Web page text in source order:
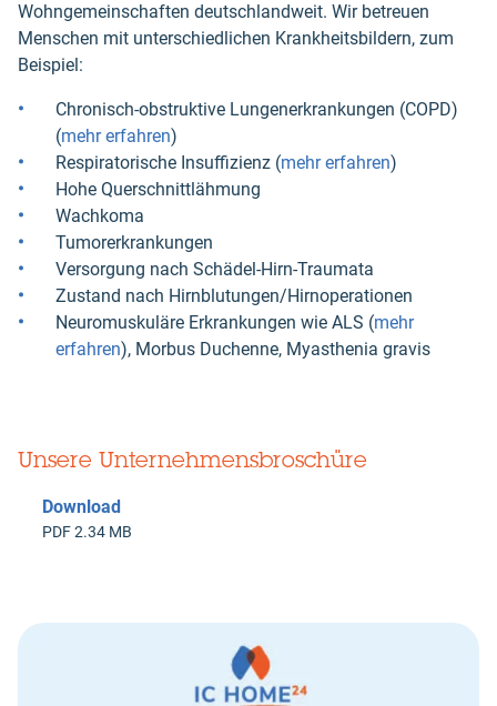
Wohngemeinschaften deutschlandweit. Wir betreuen
Menschen mit unterschiedlichen Krankheitsbildern, zum
Beispiel:
Chronisch-obstruktive Lungenerkrankungen (COPD)
(mehr erfahren)
Respiratorische Insuffizienz (mehr erfahren)
Hohe Querschnittlähmung
Wachkoma
Tumorerkrankungen
Versorgung nach Schädel-Hirn-Traumata
Zustand nach Hirnblutungen/Hirnoperationen
Neuromuskuläre Erkrankungen wie ALS (mehr
erfahren), Morbus Duchenne, Myasthenia gravis
Unsere Unternehmensbroschüre
Download
PDF 2.34 MB